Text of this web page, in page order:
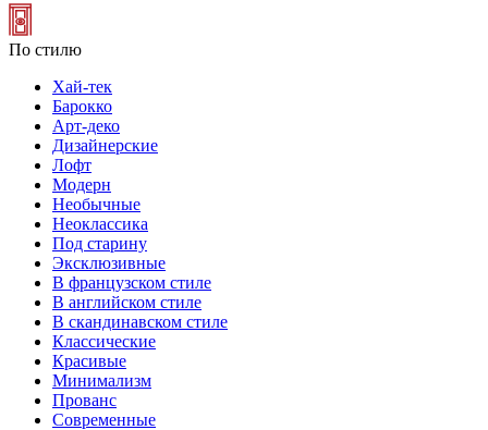
По стилю
Хай-тек
Барокко
Арт-деко
Дизайнерские
Лофт
Модерн
Необычные
Неоклассика
Под старину
Эксклюзивные
В французском стиле
В английском стиле
В скандинавском стиле
Классические
Красивые
Минимализм
Прованс
Современные